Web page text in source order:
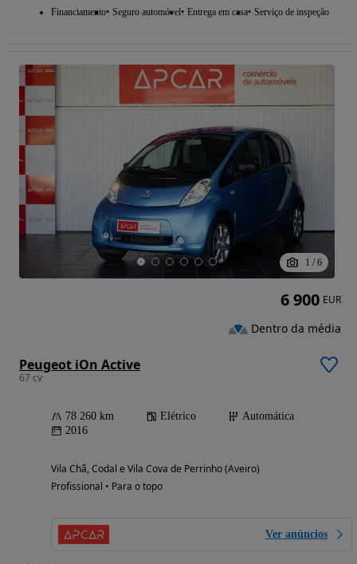
Financiamento Seguro automóvel Entrega em casa Serviço de inspeção
1 / 6
Peugeot iOn Active
67 cv
78 260 km Elétrico
Automática
2016
Vila Chã, Codal e Vila Cova de Perrinho (Aveiro)
Profissional • Para o topo
Ver anúncios
6 900 EUR
Dentro da média